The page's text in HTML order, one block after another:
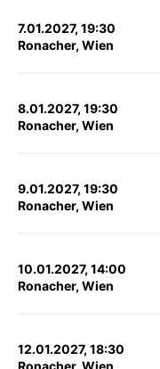
7.01.2027, 19:30
Ronacher, Wien
8.01.2027, 19:30
Ronacher, Wien
9.01.2027, 19:30
Ronacher, Wien
10.01.2027, 14:00
Ronacher, Wien
12.01.2027, 18:30
Ronacher, Wien